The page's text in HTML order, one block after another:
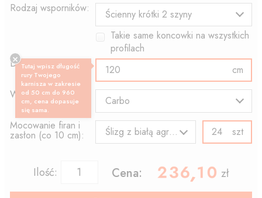
Rodzaj wsporników:
Ścienny krótki 2 szyny
Takie same koncowki na wszystkich
profilach
Długość profilu:
cm
Wzór końcówki:
Carbo
Mocowanie firan i
zasłon (co 10 cm): Ślizg z białą agrafką szt
Ilość: Cena: , zł
Tutaj wpisz długość
rury Twojego
karnisza w zakresie
od 50 cm do 960
cm, cena dopasuje
się sama.